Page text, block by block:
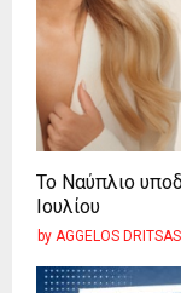
Το Ναύπλιο
Ιουλίου
by AGGELOS DRITSAS